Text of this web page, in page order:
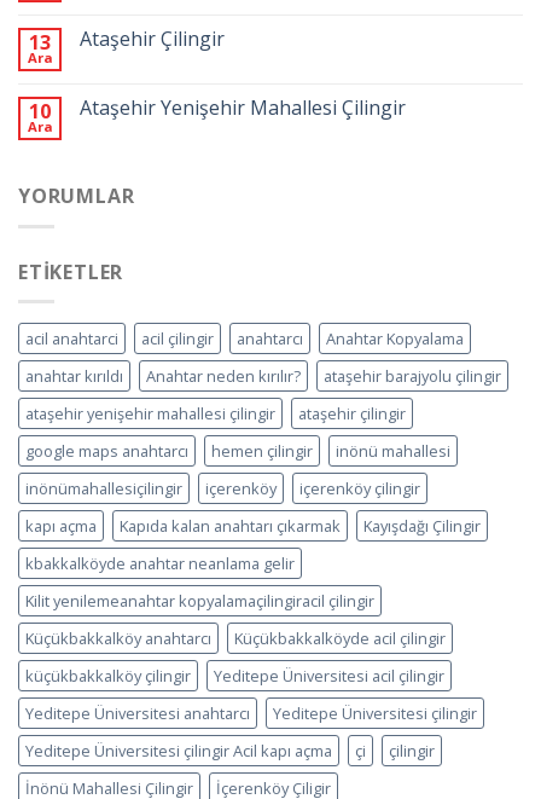
13
Ara
Ataşehir Çilingir
10
Ara
Ataşehir Yenişehir Mahallesi Çilingir
YORUMLAR
ETIKETLER
acil anahtarci acil çilingir anahtarcı
Anahtar Kopyalama
anahtar kırıldı
Anahtar neden kırılır?
ataşehir barajyolu çilingir
ataşehir yenişehir mahallesi çilingir
ataşehir çilingir
google maps anahtarcı
hemen çilingir
inönü mahallesi
inönümahallesiçilingir
içerenköy
içerenköy çilingir
kapı açma
Kapıda kalan anahtarı çıkarmak
Kayışdağı Çilingir
kbakkalköyde anahtar neanlama gelir
Kilit yenilemeanahtar kopyalamaçilingiracil çilingir
Küçükbakkalköy anahtarcı
Küçükbakkalköyde acil çilingir
küçükbakkalköy çilingir
Yeditepe Üniversitesi acil çilingir
Yeditepe Üniversitesi anahtarcı
Yeditepe Üniversitesi çilingir
Yeditepe Üniversitesi çilingir Acil kapı açma
çi
çilingir
İnönü Mahallesi Çilingir
İçerenköy Çiligir